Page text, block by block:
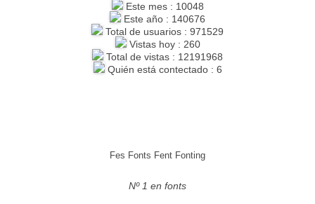
Este mes : 10048
Este año : 140676
Total de usuarios : 971529
Vistas hoy : 260
Total de vistas : 12191968
Quién está contectado : 6
Fes Fonts Fent Fonting
Nº 1 en fonts